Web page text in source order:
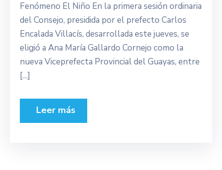
Fenómeno El Niño En la primera sesión ordinaria
del Consejo, presidida por el prefecto Carlos
Encalada Villacís, desarrollada este jueves, se
eligió a Ana María Gallardo Cornejo como la
nueva Viceprefecta Provincial del Guayas, entre
[…]
Leer más